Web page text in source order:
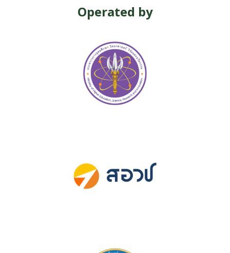
Operated by